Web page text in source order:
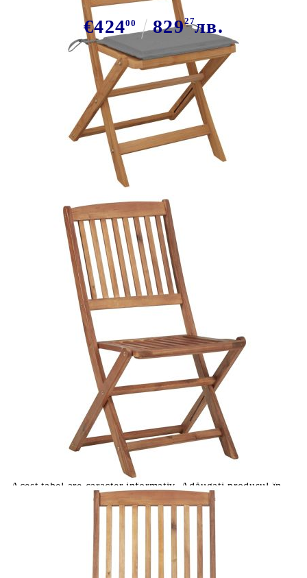
€42400 82927лв.
В наличност: 9 бр.
Време за доставка: 5 до 9 дни
Безплатна доставка до адрес при плащане по банков път
8720286460047
Размери на стола:
48,5 x 57 x 91 см (Ш x Д x В)
Материал на стола:
Акациево дърво масив с маслено
покритие
Размери на възглавницата:
40 x 40 x 4 см (Д х Ш x Деб)
Цвят на възглавницата:
Сив
Текстил (100% полиестер)
Купи на изплащане
Credit calculator
Сгъваеми столове 8 бр. с възглавници от масивна
акациева дървесина
Please select credit institution
Цена на продукта: €424.00
Extraction of information from credit institutions
Предоставената таблица е с информационна цел.
Добавете продукта в количката си с бутона "Добави в
количката" и при поръчка ще можете да изберете броя
Acest tabel are caracter informativ. Adăugați produsul în
coșul de cumpărături unde veți putea selecta detaliile
cererii de creditare.
Предоставената таблица е с информационна цел.
Добавете продукта в количката си с бутона "Добави в
количката" и при поръчка ще можете да изберете броя